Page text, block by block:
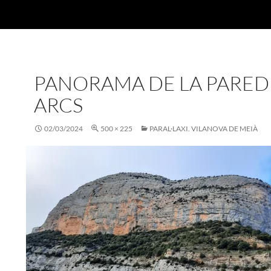
PANORAMA DE LA
ARCS
02/03/2024 500 × 225 PARAL·LAXI. VILANOVA DE MEIÀ